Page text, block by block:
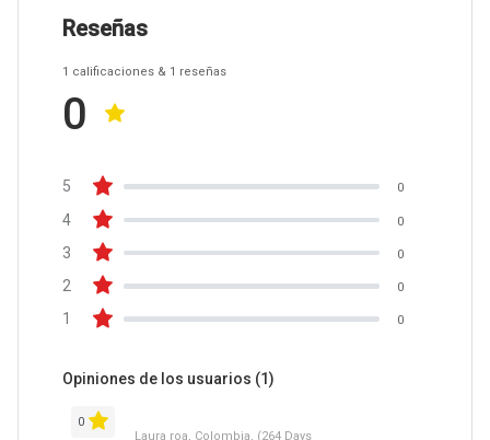
Reseñas
1 calificaciones & 1 reseñas
0
5 0
4 0
3 0
2 0
1 0
Opiniones de los usuarios (1)
0
Laura roa, Colombia, (264 Days